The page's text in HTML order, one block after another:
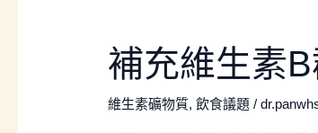
補充維生素
維生素礦物質,飲食議題 /
補
充
維